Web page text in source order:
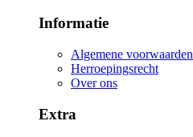
Informatie
Algemene voorwaarden
Herroepingsrecht
Over ons
Extra